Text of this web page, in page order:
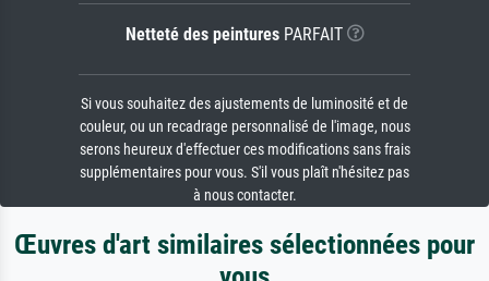
Netteté des peinturesPARFAIT
Si vous souhaitez des ajustements de luminosité et de
couleur, ou un recadrage personnalisé de l'image, nous
serons heureux d'effectuer ces modifications sans frais
supplémentaires pour vous. S'il vous plaît n'hésitez pas
à nous contacter.
Œuvres d'art similaires sélectionnées pour